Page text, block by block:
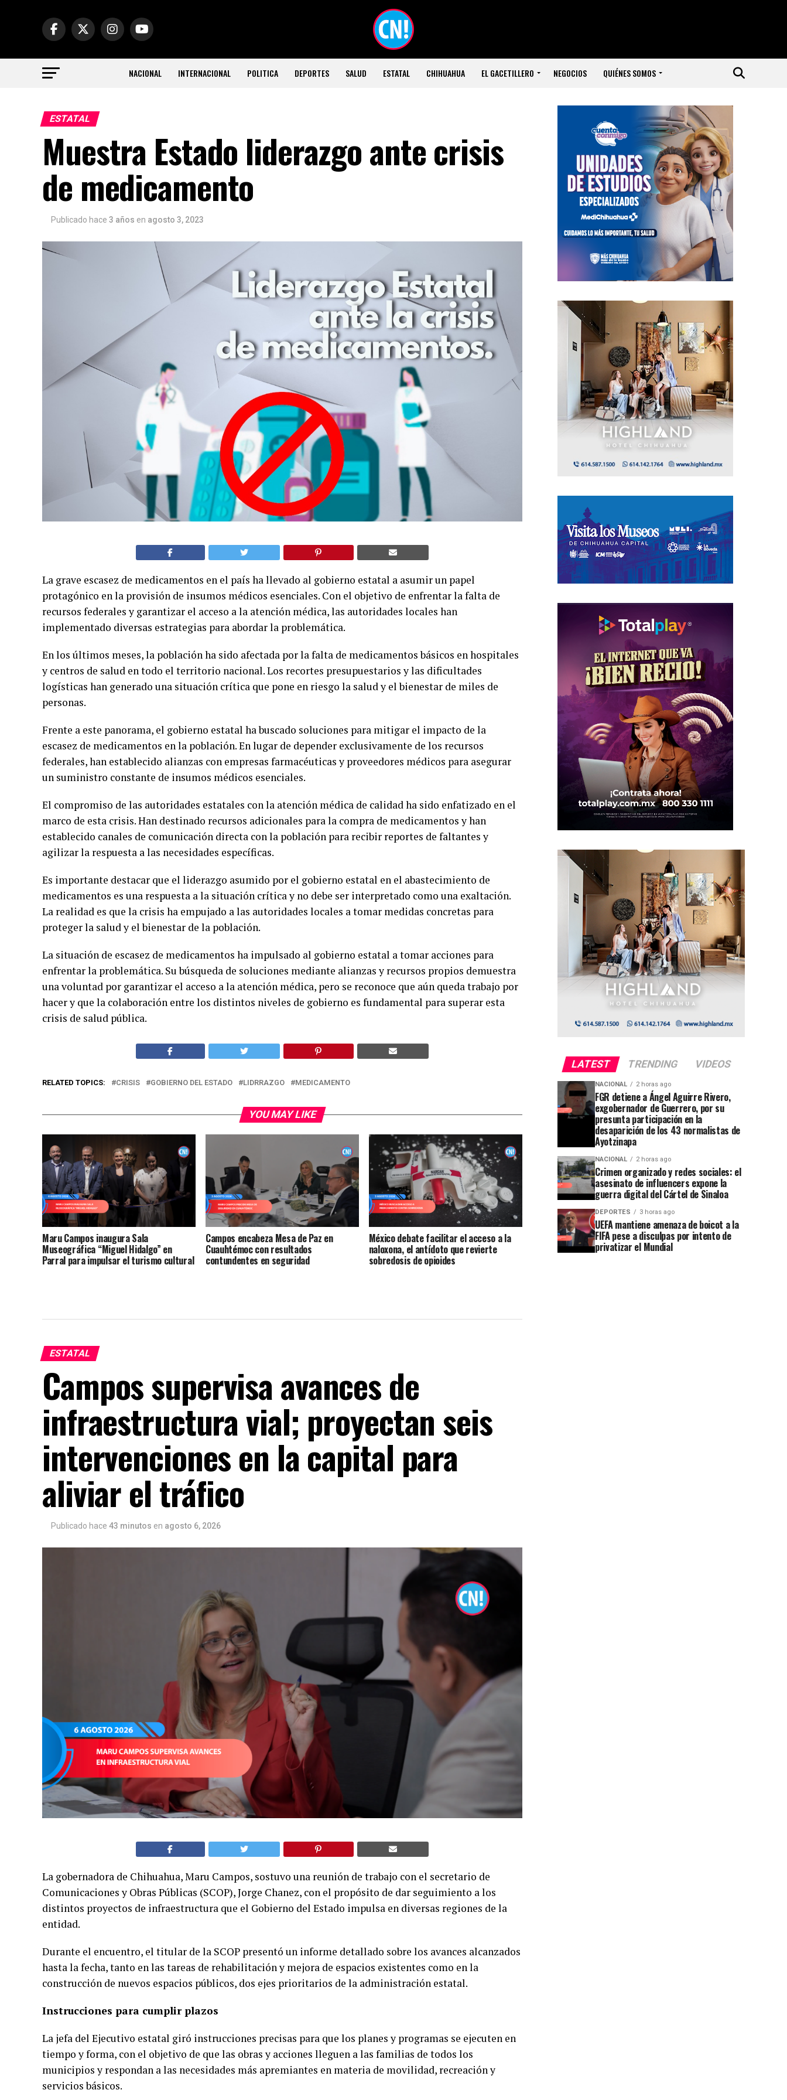
NACIONAL INTERNACIONAL POLITICA DEPORTES SALUD ESTATAL CHIHUAHUA EL GACETILLERO NEGOCIOS QUIÉNES SOMOS
ESTATAL
Muestra Estado liderazgo ante crisis
de medicamento
Publicado hace 3 años en agosto 3, 2023
La grave escasez de medicamentos en el país ha llevado al gobierno estatal a asumir un papel
protagónico en la provisión de insumos médicos esenciales. Con el objetivo de enfrentar la falta de
recursos federales y garantizar el acceso a la atención médica, las autoridades locales han
implementado diversas estrategias para abordar la problemática.
En los últimos meses, la población ha sido afectada por la falta de medicamentos básicos en hospitales
y centros de salud en todo el territorio nacional. Los recortes presupuestarios y las dificultades
logísticas han generado una situación crítica que pone en riesgo la salud y el bienestar de miles de
personas.
Frente a este panorama, el gobierno estatal ha buscado soluciones para mitigar el impacto de la
escasez de medicamentos en la población. En lugar de depender exclusivamente de los recursos
federales, han establecido alianzas con empresas farmacéuticas y proveedores médicos para asegurar
un suministro constante de insumos médicos esenciales.
El compromiso de las autoridades estatales con la atención médica de calidad ha sido enfatizado en el
marco de esta crisis. Han destinado recursos adicionales para la compra de medicamentos y han
establecido canales de comunicación directa con la población para recibir reportes de faltantes y
agilizar la respuesta a las necesidades específicas.
Es importante destacar que el liderazgo asumido por el gobierno estatal en el abastecimiento de
medicamentos es una respuesta a la situación crítica y no debe ser interpretado como una exaltación.
La realidad es que la crisis ha empujado a las autoridades locales a tomar medidas concretas para
proteger la salud y el bienestar de la población.
La situación de escasez de medicamentos ha impulsado al gobierno estatal a tomar acciones para
enfrentar la problemática. Su búsqueda de soluciones mediante alianzas y recursos propios demuestra
una voluntad por garantizar el acceso a la atención médica, pero se reconoce que aún queda trabajo por
hacer y que la colaboración entre los distintos niveles de gobierno es fundamental para superar esta
crisis de salud pública.
RELATED TOPICS: CRISIS GOBIERNO DEL ESTADO LIDRRAZGO MEDICAMENTO
YOU MAY LIKE
Maru Campos inaugura Sala
Museográfica “Miguel Hidalgo” en
Parral para impulsar el turismo cultural
Campos encabeza Mesa de Paz en
Cuauhtémoc con resultados
contundentes en seguridad
México debate facilitar el acceso a la
naloxona, el antídoto que revierte
sobredosis de opioides
ESTATAL
Campos supervisa avances de
infraestructura vial; proyectan seis
intervenciones en la capital para
aliviar el tráfico
Publicado hace 43 minutos en agosto 6, 2026
La gobernadora de Chihuahua, Maru Campos, sostuvo una reunión de trabajo con el secretario de
Comunicaciones y Obras Públicas (SCOP), Jorge Chanez, con el propósito de dar seguimiento a los
distintos proyectos de infraestructura que el Gobierno del Estado impulsa en diversas regiones de la
entidad.
Durante el encuentro, el titular de la SCOP presentó un informe detallado sobre los avances alcanzados
hasta la fecha, tanto en las tareas de rehabilitación y mejora de espacios existentes como en la
construcción de nuevos espacios públicos, dos ejes prioritarios de la administración estatal.
Instrucciones para cumplir plazos
La jefa del Ejecutivo estatal giró instrucciones precisas para que los planes y programas se ejecuten en
tiempo y forma, con el objetivo de que las obras y acciones lleguen a las familias de todos los
municipios y respondan a las necesidades más apremiantes en materia de movilidad, recreación y
servicios básicos.
LATEST TRENDING VIDEOS
NACIONAL 2 horas ago
FGR detiene a Ángel Aguirre Rivero,
exgobernador de Guerrero, por su
presunta participación en la
desaparición de los 43 normalistas de
Ayotzinapa
NACIONAL 2 horas ago
Crimen organizado y redes sociales: el
asesinato de influencers expone la
guerra digital del Cártel de Sinaloa
DEPORTES 3 horas ago
UEFA mantiene amenaza de boicot a la
FIFA pese a disculpas por intento de
privatizar el Mundial